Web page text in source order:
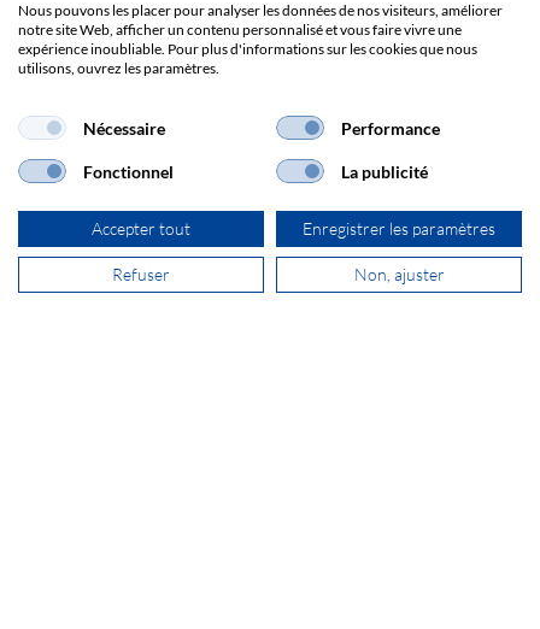
SECOMP France
Allée des Sarments
Bâtiment F - Lot 9
+33 1 64 80 92 30
vente@secomp.fr
Nous pouvons les placer pour analyser les données de nos visiteurs, améliorer
notre site Web, afficher un contenu personnalisé et vous faire vivre une
expérience inoubliable. Pour plus d'informations sur les cookies que nous
utilisons, ouvrez les paramètres.
Nécessaire Performance
Fonctionnel La publicité
Accepter tout Enregistrer les paramètres
Refuser Non, ajuster